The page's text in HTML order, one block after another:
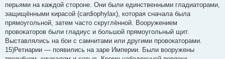
перьями на каждой стороне. Они были единственными гладиаторами,
защищёнными кирасой (cardiophylax), которая сначала была
прямоугольной, затем часто скруглённой. Вооружением
провокаторов были гладиус и большой прямоугольный щит.
Выставлялись на бои с самнитами или другими провокаторами.
15)Ретиарии — появились на заре Империи. Были вооружены